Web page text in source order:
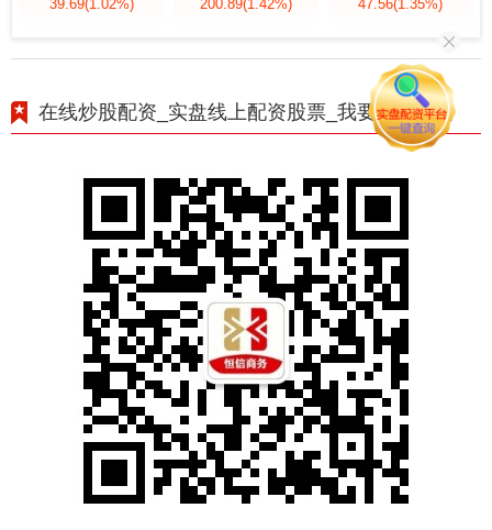
39.69(1.02%) 200.89(1.42%) 47.56(1.35%)
在线炒股配资_实盘线上配资股票_我要配资平台